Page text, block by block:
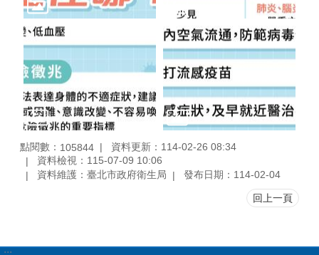
點閱數： 105844
資料更新：114-02-26 08:34
資料檢視：115-07-09 10:06
資料維護：臺北市政府衛生局
發布日期：114-02-04
回上一頁